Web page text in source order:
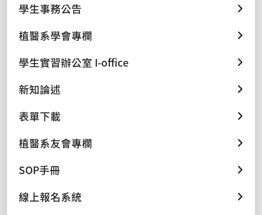
學生事務公告
植醫系學會專欄
學生實習辦公室 I-office
新知論述
表單下載
植醫系友會專欄
SOP手冊
線上報名系統